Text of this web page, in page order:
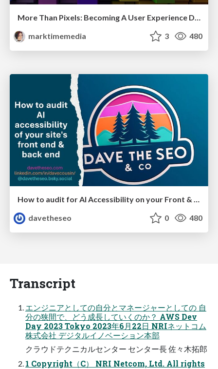
More Than Pixels: Becoming A User Experience Designer
marktimemedia
3 480
davetheseo
0 480
Transcript
エンジニアとしての自分とマネージャーとしての 自
分の狭間で、どう成⾧していくのか？ AWS Dev
Day 2023 Tokyo 2023年6月22日 NRIネットコム
株式会社 デジタルイノベーション本部
クラウドテクニカルセンター センター⾧ 佐々木拓郎
1 Copyright（C） NRI Netcom, Ltd. All rights